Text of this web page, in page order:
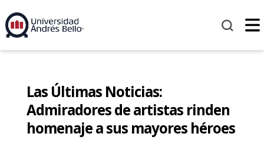
Las Últimas Noticias:
Admiradores de artistas rinden
homenaje a sus mayores héroes